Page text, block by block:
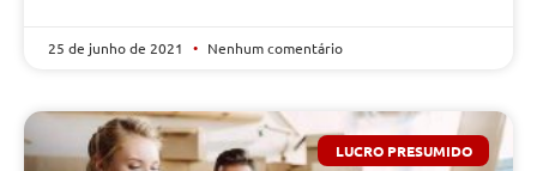
25 de junho de 2021 Nenhum comentário
LUCRO PRESUMIDO